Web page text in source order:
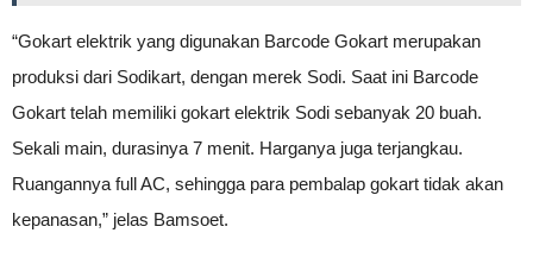
“Gokart elektrik yang digunakan Barcode Gokart merupakan
produksi dari Sodikart, dengan merek Sodi. Saat ini Barcode
Gokart telah memiliki gokart elektrik Sodi sebanyak 20 buah.
Sekali main, durasinya 7 menit. Harganya juga terjangkau.
Ruangannya full AC, sehingga para pembalap gokart tidak akan
kepanasan,” jelas Bamsoet.